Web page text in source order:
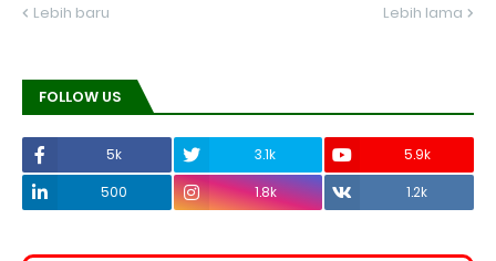
Lebih baru Lebih lama
FOLLOW US
5k 3.1k
5.9k
500
1.8k 1.2k